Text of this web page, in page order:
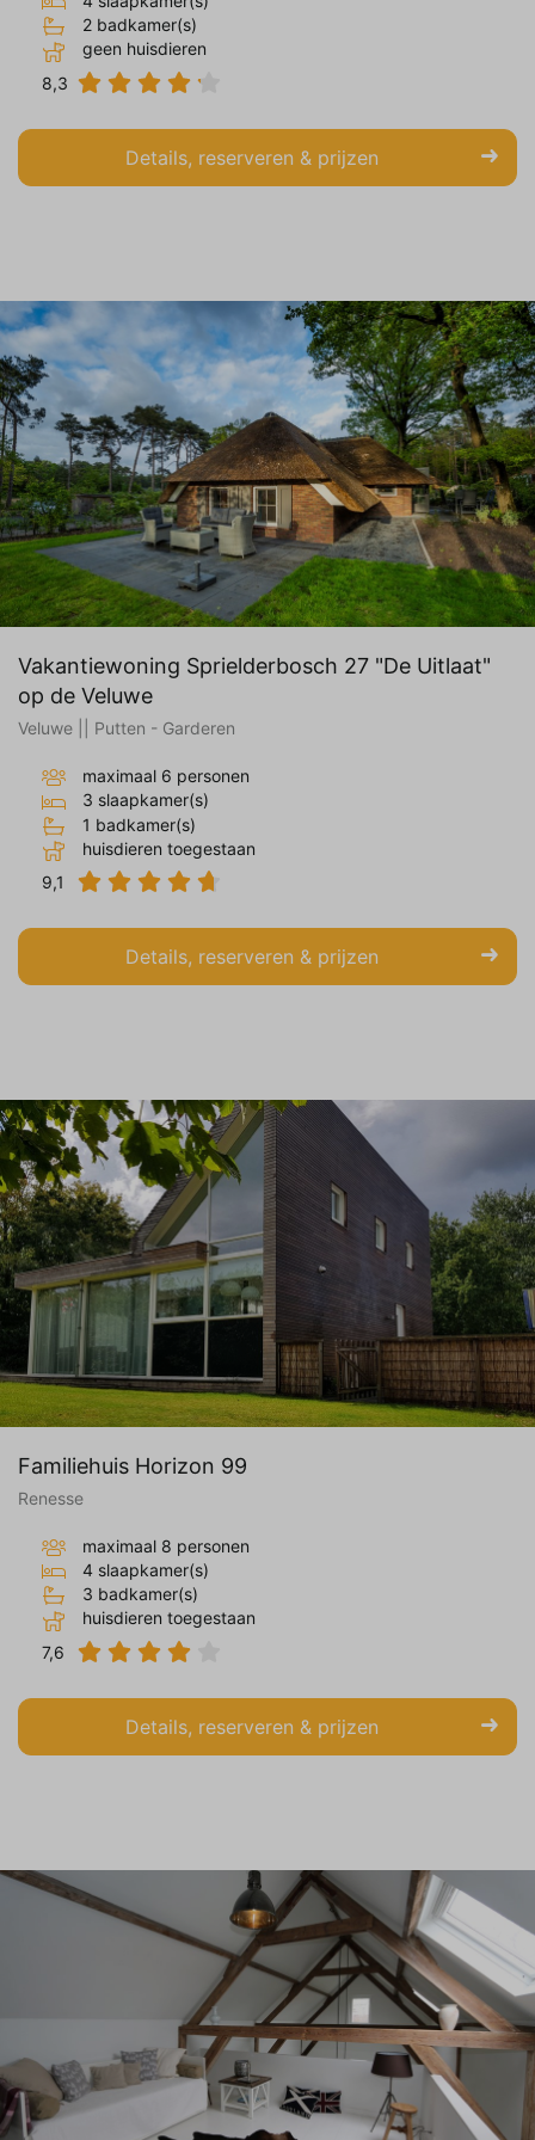
op en relevant zijn voor de individuele
gebruiker. Deze advertenties worden zo
waardevoller voor uitgevers en externe
adverteerders.
2 badkamer(s)
geen huisdieren
8,3
Details, reserveren & prijzen
Vakantiewoning Sprielderbosch 27 "De Uitlaat"
op de Veluwe
Veluwe || Putten - Garderen
maximaal 6 personen
3 slaapkamer(s)
1 badkamer(s)
huisdieren toegestaan
9,1
Details, reserveren & prijzen
Familiehuis Horizon 99
Renesse
maximaal 8 personen
4 slaapkamer(s)
3 badkamer(s)
huisdieren toegestaan
7,6
Details, reserveren & prijzen